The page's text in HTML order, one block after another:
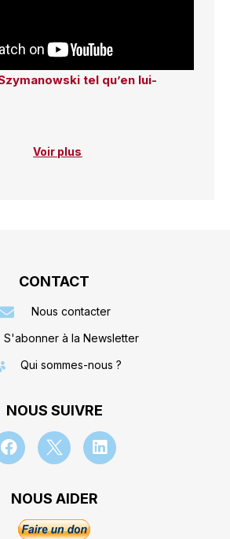
tel qu’en lui-
Voir plus
CONTACT
Nous contacter
S'abonner à la Newsletter
Qui sommes-nous ?
NOUS SUIVRE
NOUS AIDER